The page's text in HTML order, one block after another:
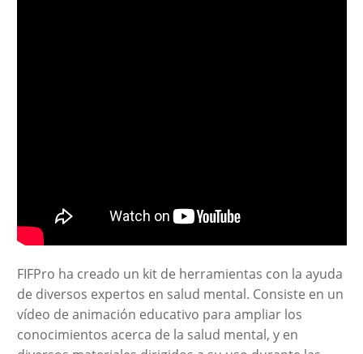
FIFPro ha creado un kit de herramientas con la ayuda
de diversos expertos en salud mental. Consiste en un
vídeo de animación educativo para ampliar los
conocimientos acerca de la salud mental, y en